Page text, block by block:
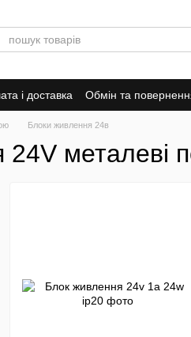
і доставка Обмін та
Блоки живлення 24в
металеві